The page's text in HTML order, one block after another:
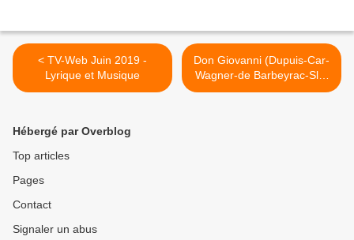
< TV-Web Juin 2019 -
Lyrique et Musique
Don Giovanni (Dupuis-Car-
Wagner-de Barbeyrac-Sly-
Anger-Jordan-van Hove)
Hébergé par Overblog
Top articles
Pages
Contact
Signaler un abus